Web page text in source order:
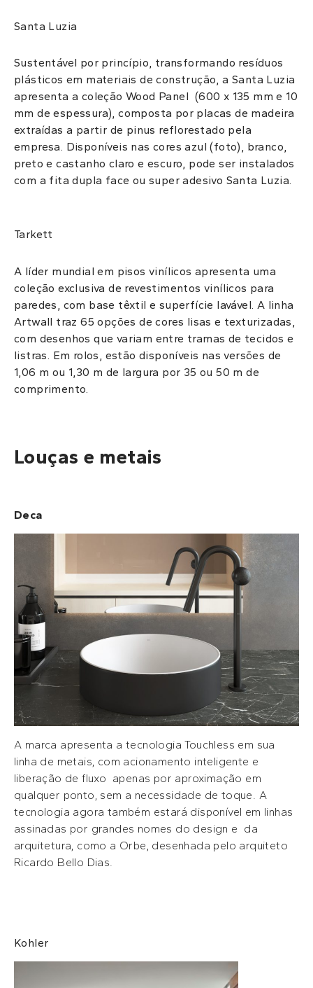
Santa Luzia
Sustentável por princípio, transformando resíduos
plásticos em materiais de construção, a Santa Luzia
apresenta a coleção Wood Panel (600 x 135 mm e 10
mm de espessura), composta por placas de madeira
extraídas a partir de pinus reflorestado pela
empresa. Disponíveis nas cores azul (foto), branco,
preto e castanho claro e escuro, pode ser instalados
com a fita dupla face ou super adesivo Santa Luzia.
Tarkett
A líder mundial em pisos vinílicos apresenta uma
coleção exclusiva de revestimentos vinílicos para
paredes, com base têxtil e superfície lavável. A linha
Artwall traz 65 opções de cores lisas e texturizadas,
com desenhos que variam entre tramas de tecidos e
listras. Em rolos, estão disponíveis nas versões de
1,06 m ou 1,30 m de largura por 35 ou 50 m de
comprimento.
Louças e metais
Deca
A marca apresenta a tecnologia Touchless em sua
linha de metais, com acionamento inteligente e
liberação de fluxo apenas por aproximação em
qualquer ponto, sem a necessidade de toque. A
tecnologia agora também estará disponível em linhas
assinadas por grandes nomes do design e da
arquitetura, como a Orbe, desenhada pelo arquiteto
Ricardo Bello Dias.
Kohler